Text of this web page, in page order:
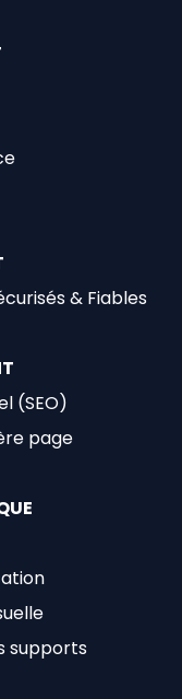
& Fiables
(SEO)
page
supports